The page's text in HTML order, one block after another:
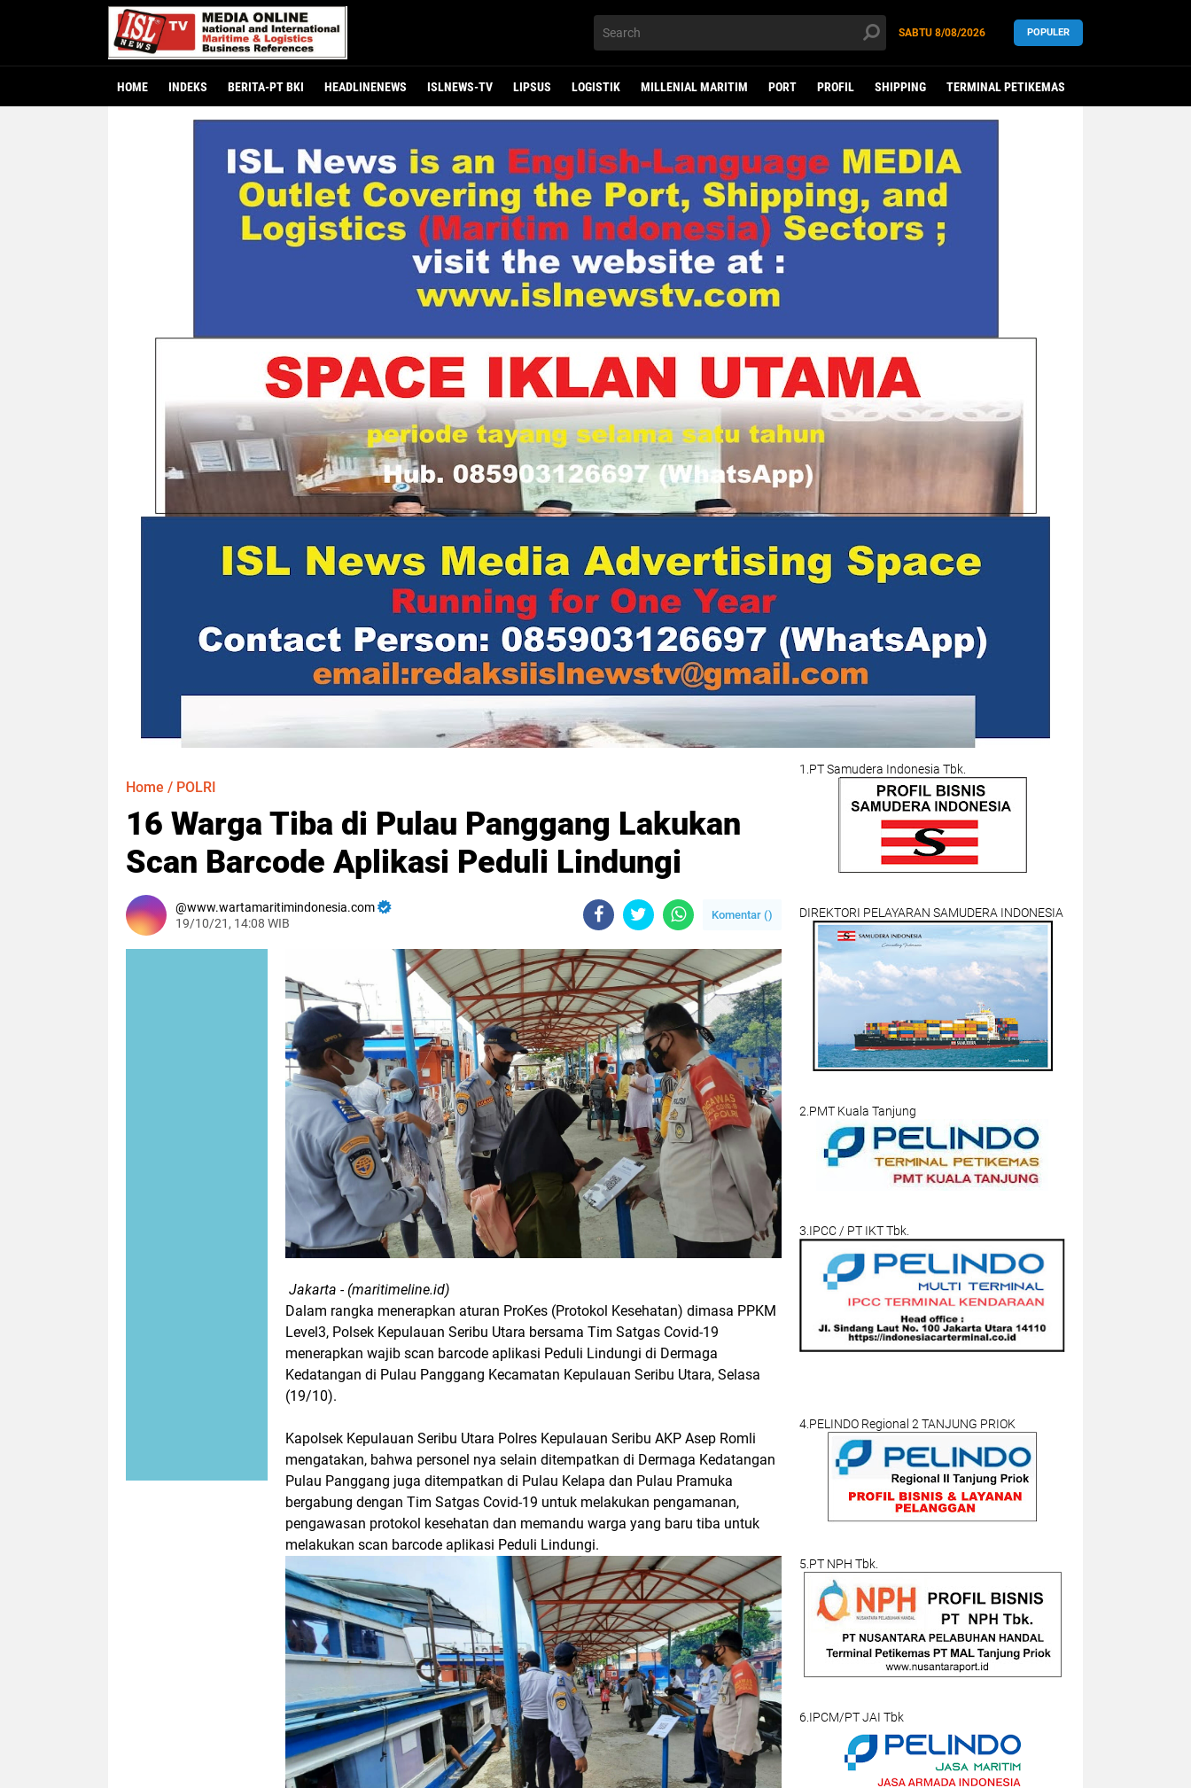
SABTU 8/08/2026 POPULER
HOME INDEKS BERITA-PT BKI HEADLINENEWS ISLNEWS-TV LIPSUS LOGISTIK MILLENIAL MARITIM PORT PROFIL SHIPPING TERMINAL PETIKEMAS
Home / POLRI
16 Warga Tiba di Pulau Panggang Lakukan
Scan Barcode Aplikasi Peduli Lindungi
www.wartamaritimindonesia.com
19/10/21, 14:08 WIB
Komentar ()
Jakarta - (maritimeline.id)
Dalam rangka menerapkan aturan ProKes (Protokol Kesehatan) dimasa PPKM
Level3, Polsek Kepulauan Seribu Utara bersama Tim Satgas Covid-19
menerapkan wajib scan barcode aplikasi Peduli Lindungi di Dermaga
Kedatangan di Pulau Panggang Kecamatan Kepulauan Seribu Utara, Selasa
(19/10).
Kapolsek Kepulauan Seribu Utara Polres Kepulauan Seribu AKP Asep Romli
mengatakan, bahwa personel nya selain ditempatkan di Dermaga Kedatangan
Pulau Panggang juga ditempatkan di Pulau Kelapa dan Pulau Pramuka
bergabung dengan Tim Satgas Covid-19 untuk melakukan pengamanan,
pengawasan protokol kesehatan dan memandu warga yang baru tiba untuk
melakukan scan barcode aplikasi Peduli Lindungi.
1.PT Samudera Indonesia Tbk.
DIREKTORI PELAYARAN SAMUDERA INDONESIA
2.PMT Kuala Tanjung
3.IPCC / PT IKT Tbk.
4.PELINDO Regional 2 TANJUNG PRIOK
5.PT NPH Tbk.
6.IPCM/PT JAI Tbk